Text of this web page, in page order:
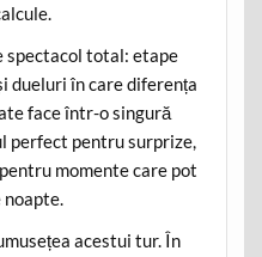
spectacol total: etape
dueluri în care diferența
face într-o singură
perfect pentru surprize,
momente care pot
acestui tur. În